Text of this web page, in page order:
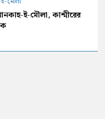
ই-মৌলা, কাশ্মীরের